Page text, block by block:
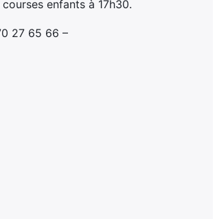
enfants à 17h30.
27 65 66 –